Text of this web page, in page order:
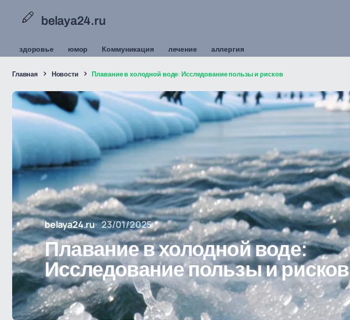
belaya24.ru
здоровье юмор Коммуникация лечение аллергия
Главная Новости Плавание в холодной воде: Исследование пользы и рисков
belaya24.ru 23/01/2025
Плавание в холодной воде:
Исследование пользы и рисков